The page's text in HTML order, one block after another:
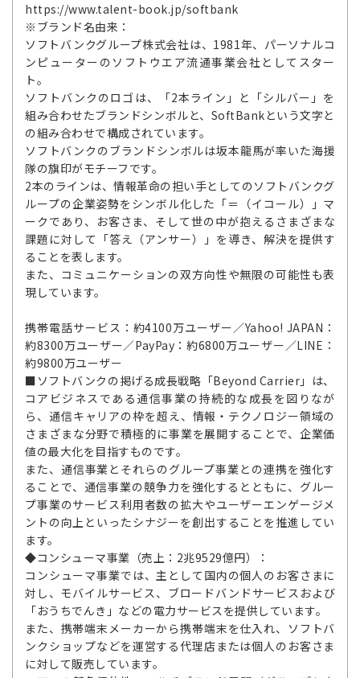
https://www.talent-book.jp/softbank
※ブランド名由来：
ソフトバンクグループ株式会社は、1981年、パーソナルコ
ンピューターのソフトウエア流通事業会社としてスター
ト。
ソフトバンクのロゴは、「2本ライン」と「シルバー」を
組み合わせたブランドシンボルと、SoftBankという文字と
の組み合わせで構成されています。
ソフトバンクのブランドシンボルは坂本龍馬が率いた海援
隊の旗印がモチーフです。
2本のラインは、情報革命の担い手としてのソフトバンクグ
ループの企業姿勢をシンボル化した「＝（イコール）」マ
ークであり、お客さま、そして世の中が抱えるさまざまな
課題に対して「答え（アンサー）」を導き、解決を提供す
ることを表します。
また、コミュニケーションの双方向性や無限の可能性も表
現しています。
携帯電話サービス：約4100万ユーザー／Yahoo! JAPAN：
約8300万ユーザー／PayPay：約6800万ユーザー／LINE：
約9800万ユーザー
■ソフトバンクの掲げる成長戦略「Beyond Carrier」は、
コアビジネスである通信事業の持続的な成長を図りなが
ら、通信キャリアの枠を超え、情報・テクノロジー領域の
さまざまな分野で積極的に事業を展開することで、企業価
値の最大化を目指すものです。
また、通信事業とそれらのグループ事業との連携を強化す
ることで、通信事業の競争力を強化するとともに、グルー
プ事業のサービス利用者数の拡大やユーザーエンゲージメ
ントの向上といったシナジーを創出することを推進してい
ます。
◆コンシューマ事業（売上：2兆9529億円）：
コンシューマ事業では、主として国内の個人のお客さまに
対し、モバイルサービス、ブロードバンドサービスおよび
「おうちでんき」などの電力サービスを提供しています。
また、携帯端末メーカーから携帯端末を仕入れ、ソフトバ
ンクショップなどを運営する代理店または個人のお客さま
に対して販売しています。